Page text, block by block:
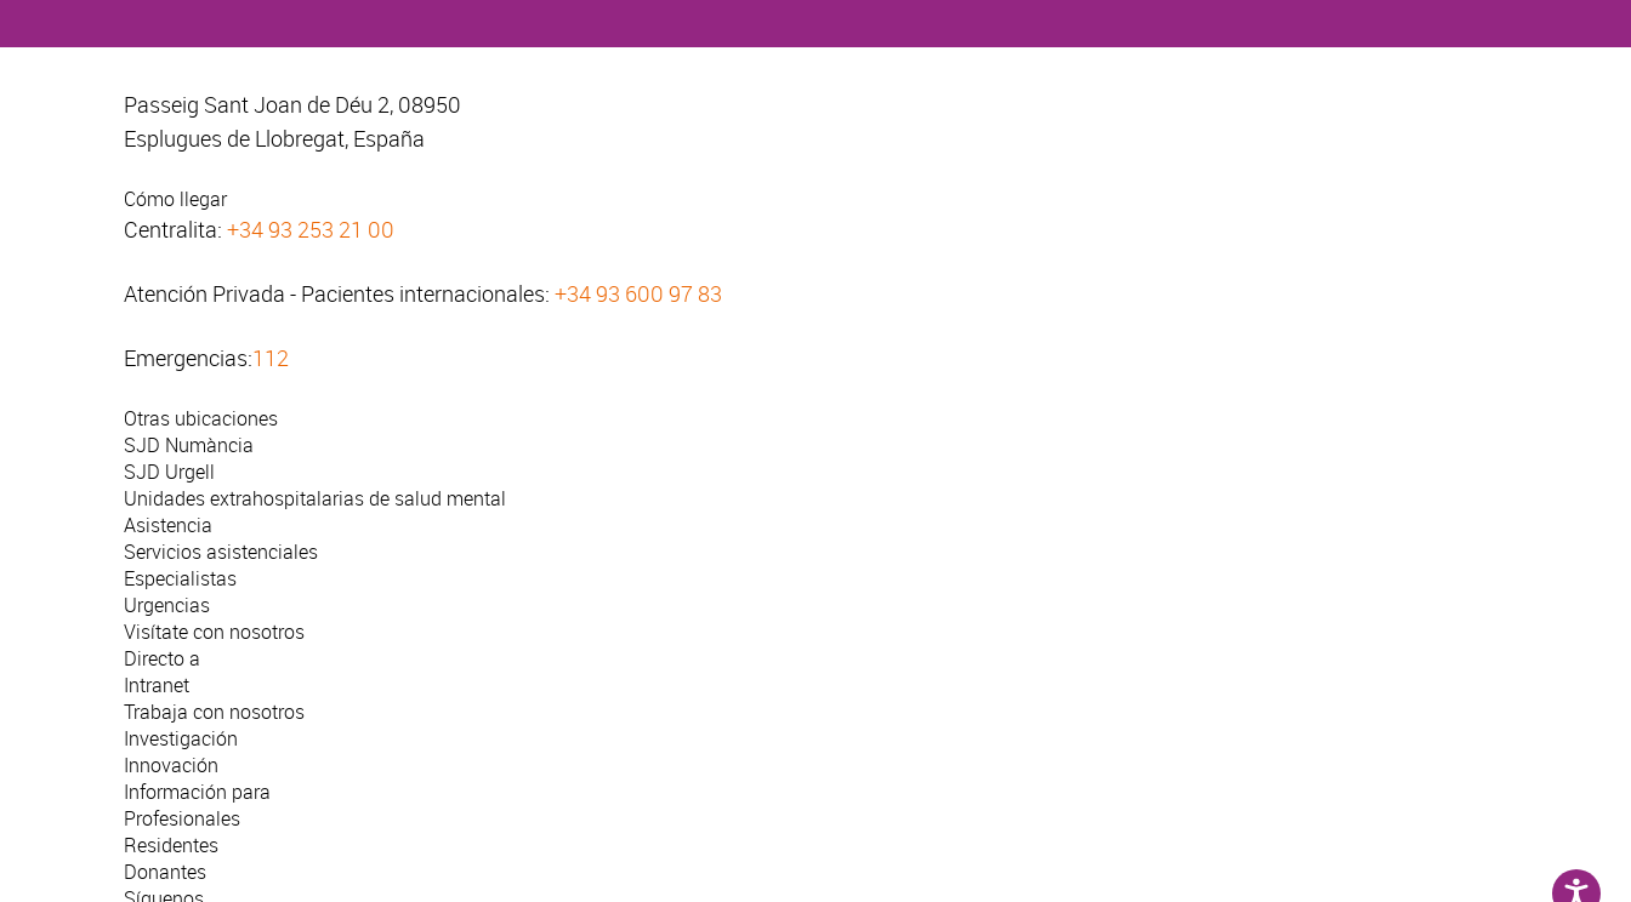
Passeig Sant Joan de Déu 2, 08950
Esplugues de Llobregat, España
Cómo llegar
Centralita: +34 93 253 21 00
Atención Privada - Pacientes internacionales: +34 93 600 97 83
Emergencias:112
Otras ubicaciones
SJD Numància
SJD Urgell
Unidades extrahospitalarias de salud mental
Asistencia
Servicios asistenciales
Especialistas
Urgencias
Visítate con nosotros
Directo a
Intranet
Trabaja con nosotros
Investigación
Innovación
Información para
Profesionales
Residentes
Donantes